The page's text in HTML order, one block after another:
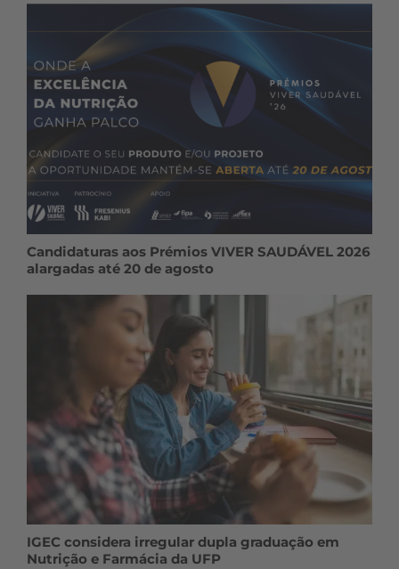
Candidaturas aos Prémios VIVER SAUDÁVEL 2026
alargadas até 20 de agosto
IGEC considera irregular dupla graduação em
Nutrição e Farmácia da UFP